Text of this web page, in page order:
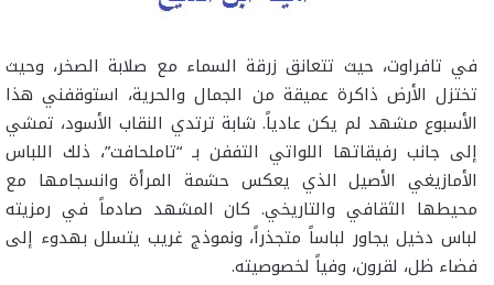
في تافراوت، حيث تتعانق زرقة السماء مع صلابة الصخر، وحيث
تختزل الأرض ذاكرة عميقة من الجمال والحرية، استوقفني هذا
الأسبوع مشهد لم يكن عادياً. شابة ترتدي النقاب الأسود، تمشي
إلى جانب رفيقاتها اللواتي التففن بـ “تاملحافت”، ذلك اللباس
الأمازيغي الأصيل الذي يعكس حشمة المرأة وانسجامها مع
محيطها الثقافي والتاريخي. كان المشهد صادماً في رمزيته
لباس دخيل يجاور لباساً متجذراً، ونموذج غريب يتسلل بهدوء إلى
فضاء ظل، لقرون، وفياً لخصوصيته.